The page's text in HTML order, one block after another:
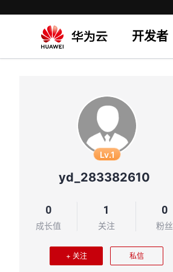
开发者
Lv.1
yd_283382610
0
成长值
1
关注
0
粉丝
+ 关注 私信